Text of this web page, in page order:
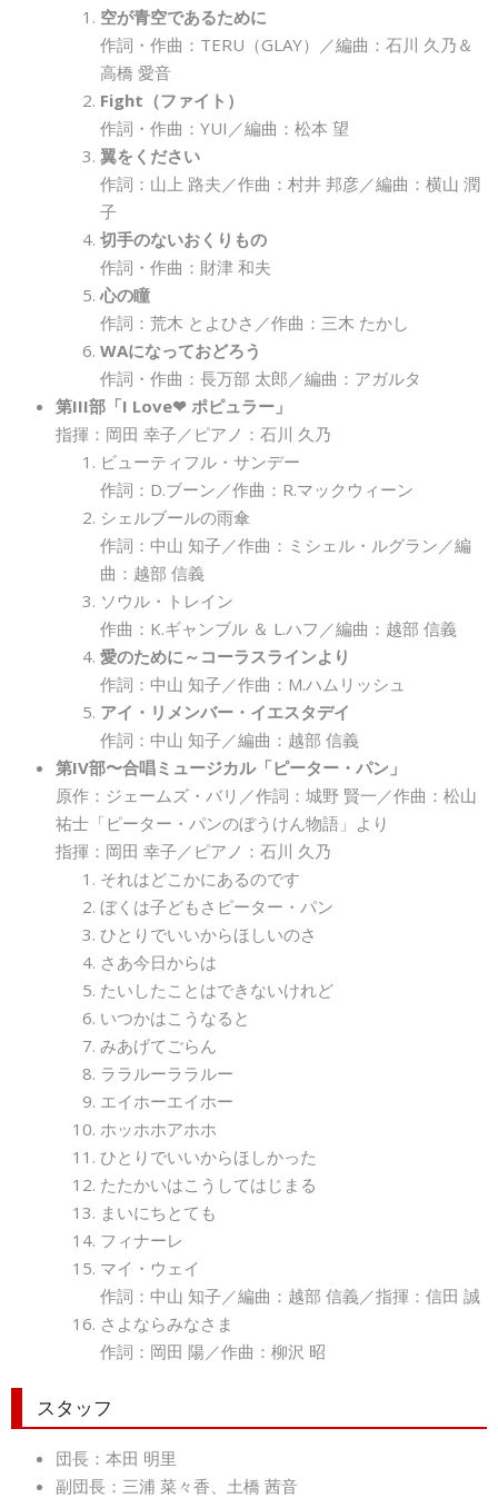
空が青空であるために
作詞・作曲：TERU（GLAY）／編曲：石川 久乃＆
高橋 愛音
Fight（ファイト）
作詞・作曲：YUI／編曲：松本 望
翼をください
作詞：山上 路夫／作曲：村井 邦彦／編曲：横山 潤
子
切手のないおくりもの
作詞・作曲：財津 和夫
心の瞳
作詞：荒木 とよひさ／作曲：三木 たかし
WAになっておどろう
作詞・作曲：長万部 太郎／編曲：アガルタ
第III部「I Love❤ ポピュラー」
指揮：岡田 幸子／ピアノ：石川 久乃
ビューティフル・サンデー
作詞：D.ブーン／作曲：R.マックウィーン
シェルブールの雨傘
作詞：中山 知子／作曲：ミシェル・ルグラン／編
曲：越部 信義
ソウル・トレイン
作曲：K.ギャンブル ＆ L.ハフ／編曲：越部 信義
愛のために～コーラスラインより
作詞：中山 知子／作曲：M.ハムリッシュ
アイ・リメンバー・イエスタデイ
作詞：中山 知子／編曲：越部 信義
第IV部〜合唱ミュージカル「ピーター・パン」
原作：ジェームズ・バリ／作詞：城野 賢一／作曲：松山
祐士「ピーター・パンのぼうけん物語」より
指揮：岡田 幸子／ピアノ：石川 久乃
それはどこかにあるのです
ぼくは子どもさピーター・パン
ひとりでいいからほしいのさ
さあ今日からは
たいしたことはできないけれど
いつかはこうなると
みあげてごらん
ララルーララルー
エイホーエイホー
ホッホホアホホ
ひとりでいいからほしかった
たたかいはこうしてはじまる
まいにちとても
フィナーレ
マイ・ウェイ
作詞：中山 知子／編曲：越部 信義／指揮：信田 誠
さよならみなさま
作詞：岡田 陽／作曲：柳沢 昭
スタッフ
団長：本田 明里
副団長：三浦 菜々香、土橋 茜音